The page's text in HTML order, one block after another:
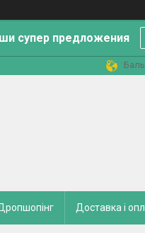
супер предложения
Доставка і